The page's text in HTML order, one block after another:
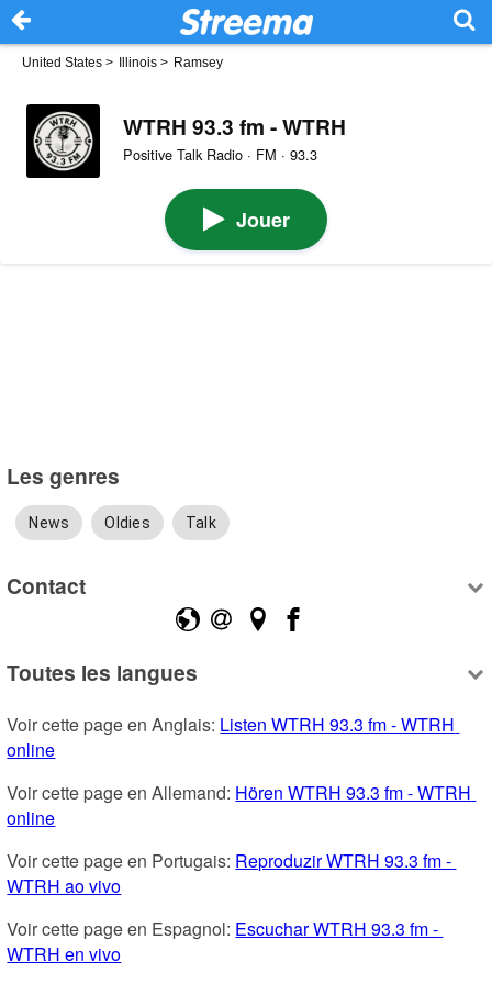
United States > Illinois > Ramsey
WTRH 93.3 fm - WTRH
Positive Talk Radio · FM · 93.3
Jouer
Les genres
News Oldies Talk
Contact
Toutes les langues
Voir cette page en Anglais: Listen WTRH 93.3 fm - WTRH
online
Voir cette page en Allemand: Hören WTRH 93.3 fm - WTRH
online
Voir cette page en Portugais: Reproduzir WTRH 93.3 fm -
WTRH ao vivo
Voir cette page en Espagnol: Escuchar WTRH 93.3 fm -
WTRH en vivo